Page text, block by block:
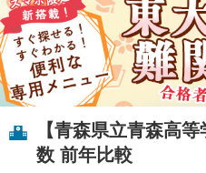
ム
【青森県立青森高
数 前年比較